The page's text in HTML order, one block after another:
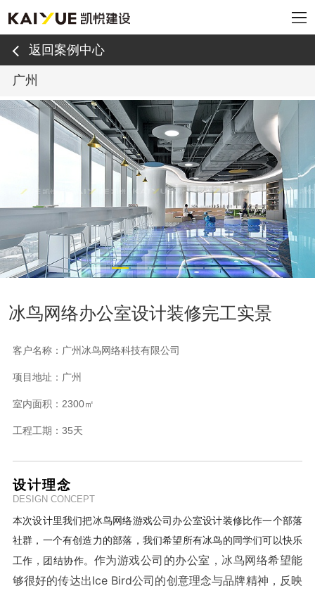
返回案例中心
广州
冰鸟网络办公室设计装修完工实景
客户名称： 广州冰鸟网络科技有限公司
项目地址： 广州
室内面积： 2300㎡
工程工期： 35天
设计理念
DESIGN CONCEPT
本次设计里我们把冰鸟网络游戏公司办公室设计装修比作一个部落
社群，一个有创造力的部落，我们希望所有冰鸟的同学们可以快乐
工作，团结协作。 作为游戏公司的办公室，冰鸟网络希望能
够很好的传达出Ice Bird公司的创意理念与品牌精神，反映